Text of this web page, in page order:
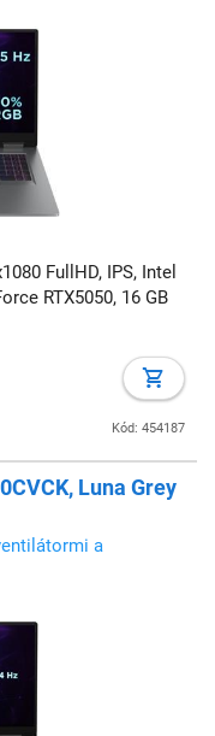
FullHD, IPS, Intel
RTX5050, 16 GB
Kód: 454187
Luna Grey
a